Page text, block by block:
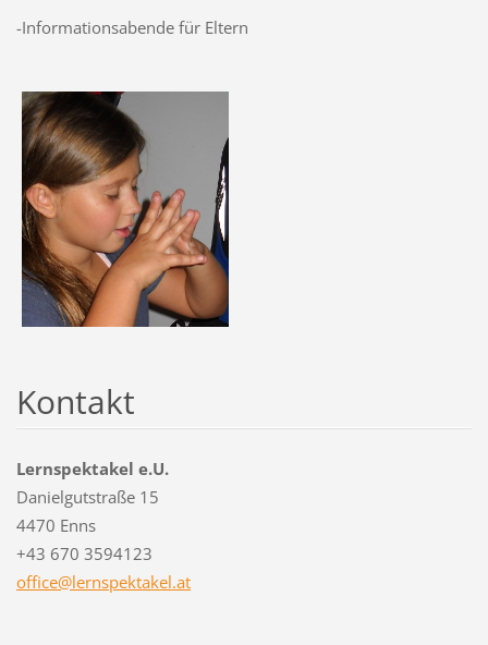
-Informationsabende für Eltern
Kontakt
Lernspektakel e.U.
Danielgutstraße 15
4470 Enns
+43 670 3594123
office@lernspektakel.at